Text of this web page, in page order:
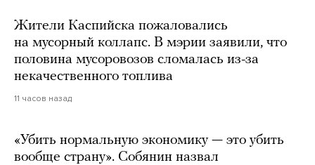
Жители Каспийска пожаловались
на мусорный коллапс. В мэрии заявили, что
половина мусоровозов сломалась из-за
некачественного топлива
11 часов назад
«Убить нормальную экономику — это убить
вообще страну». Собянин назвал